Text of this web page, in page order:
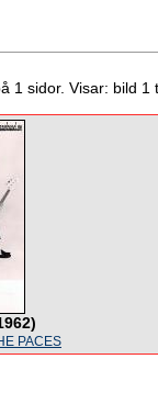
1 sidor. Visar: bild 1
PACES